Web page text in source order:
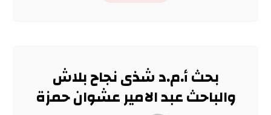
بحث أ.م.د شذى نجاح بلاش
والباحث عبد الامير عشوان حمزة